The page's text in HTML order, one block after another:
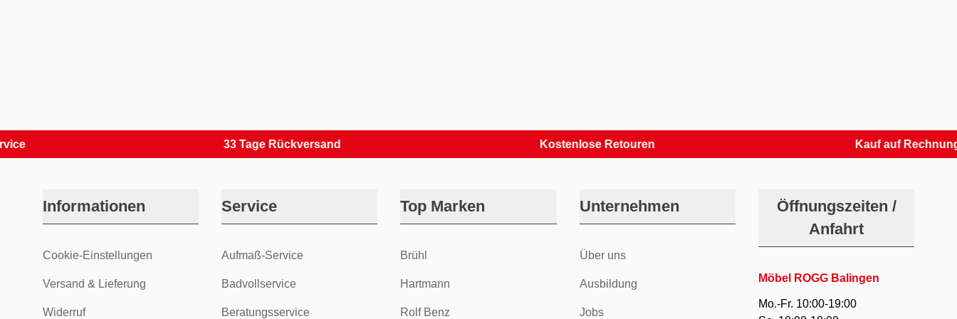
33 Tage Rückversand Kostenlose Retouren Kauf auf Rechnung
Informationen
Cookie-Einstellungen
Versand & Lieferung
Widerruf
Service
Aufmaß-Service
Badvollservice
Beratungsservice
Top Marken
Brühl
Hartmann
Rolf Benz
Unternehmen
Über uns
Ausbildung
Jobs
Öffnungszeiten /
Anfahrt
Möbel ROGG Balingen
Mo.-Fr. 10:00-19:00